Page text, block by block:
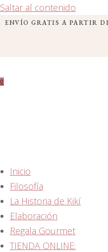
Saltar al contenido
ENVÍO GRATIS A PARTIR
0
Inicio
Filosofía
La Historia de Kikí
Elaboración
Regala Gourmet
TIENDA ONLINE: